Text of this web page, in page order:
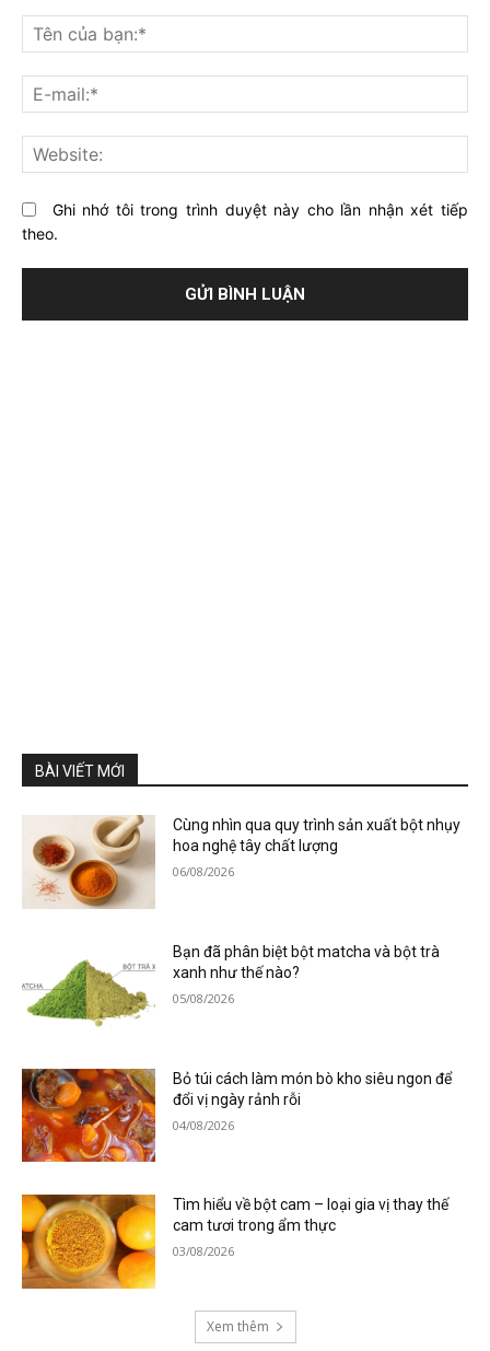
nghĩ
gì
về
bài
viết
này?
Ghi nhớ tôi trong trình duyệt này cho lần nhận xét tiếp
theo.
BÀI VIẾT MỚI
Cùng nhìn qua quy trình sản xuất bột nhụy
hoa nghệ tây chất lượng
06/08/2026
Bạn đã phân biệt bột matcha và bột trà
xanh như thế nào?
05/08/2026
Bỏ túi cách làm món bò kho siêu ngon để
đổi vị ngày rảnh rỗi
04/08/2026
Tìm hiểu về bột cam – loại gia vị thay thế
cam tươi trong ẩm thực
03/08/2026
Xem thêm